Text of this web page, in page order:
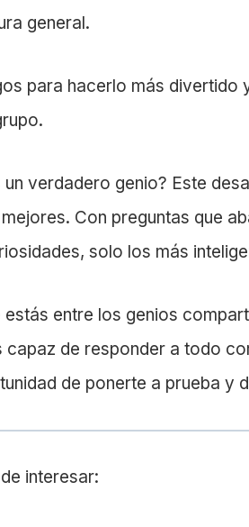
general.
para hacerlo más
un verdadero genio? Este
Con preguntas que
solo los más
estás entre los genios
capaz de responder a todo
de ponerte a prueba y
interesar: